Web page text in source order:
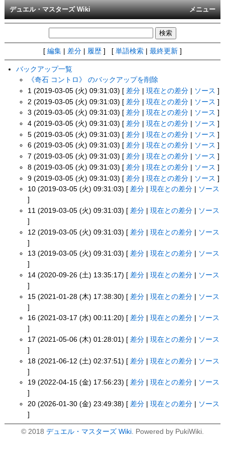
メニュー
デュエル・マスターズ Wiki
[ 編集 差分 履歴 ] [ 単語検索 最終更新 ]
バックアップ一覧
《奇石 コントロ》 のバックアップを削除
1 (2019-03-05 (火) 09:31:03) [ 差分 |現在との差分 ソース ]
2 (2019-03-05 (火) 09:31:03) [ 差分 |現在との差分 ソース ]
3 (2019-03-05 (火) 09:31:03) [ 差分 |現在との差分 ソース ]
4 (2019-03-05 (火) 09:31:03) [ 差分 |現在との差分 ソース ]
5 (2019-03-05 (火) 09:31:03) [ 差分 |現在との差分 ソース ]
6 (2019-03-05 (火) 09:31:03) [ 差分 |現在との差分 ソース ]
7 (2019-03-05 (火) 09:31:03) [ 差分 |現在との差分 ソース ]
8 (2019-03-05 (火) 09:31:03) [ 差分 |現在との差分 ソース ]
9 (2019-03-05 (火) 09:31:03) [ 差分 |現在との差分 | ソース ]
10 (2019-03-05 (火) 09:31:03) [ 差分 |現在との差分
ソース
]
11 (2019-03-05 (火) 09:31:03) [ 差分 |現在との差分
ソース
]
12 (2019-03-05 (火) 09:31:03) [ 差分 |現在との差分 | ソース
]
13 (2019-03-05 (火) 09:31:03) [ 差分 |現在との差分
ソース
]
14 (2020-09-26 (土) 13:35:17) [ 差分 |現在との差分
ソース
]
15 (2021-01-28 (木) 17:38:30) [ 差分 |現在との差分 | ソース
]
16 (2021-03-17 (水) 00:11:20) [ 差分 |現在との差分
ソース
]
17 (2021-05-06 (木) 01:28:01) [ 差分 |現在との差分
ソース
]
18 (2021-06-12 (土) 02:37:51) [ 差分 |現在との差分 | ソース
]
19 (2022-04-15 (金) 17:56:23) [ 差分 |現在との差分
ソース
]
20 (2026-01-30 (金) 23:49:38) [ 差分 |現在との差分
ソース
]
© 2018 デュエル・マスターズ Wiki. Powered by PukiWiki.